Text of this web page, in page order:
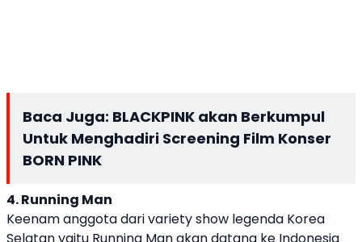
Baca Juga: BLACKPINK akan Berkumpul
Untuk Menghadiri Screening Film Konser
BORN PINK
4. Running Man
Keenam anggota dari variety show legenda Korea